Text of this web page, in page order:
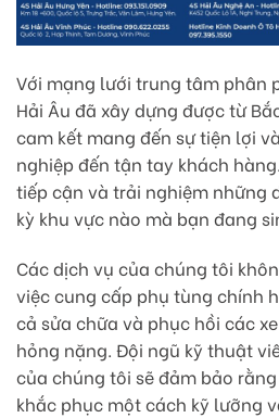
Với mạng lưới trung tâm phân
Hải Âu đã xây dựng được từ
cam kết mang đến sự tiện lợi
nghiệp đến tận tay khách
tiếp cận và trải nghiệm những
kỳ khu vực nào mà bạn đang
Các dịch vụ của chúng tôi
việc cung cấp phụ tùng chính
cả sửa chữa và phục hồi các
hỏng nặng. Đội ngũ kỹ thuật
của chúng tôi sẽ đảm bảo
khắc phục một cách kỹ lưỡng